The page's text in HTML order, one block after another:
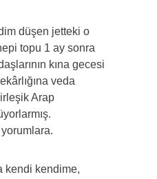
düşen jetteki o
topu 1 ay sonra
kına gecesi
veda
Arap
yorumlara.
kendi kendime,